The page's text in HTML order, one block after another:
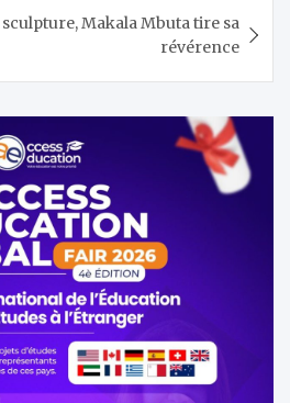
sculpture, Makala Mbuta tire sa
révérence